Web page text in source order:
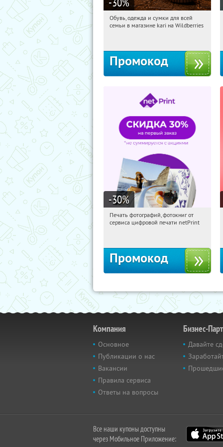
19:59:12 Получили:
Обувь, одежда и сумки для всей
семьи в магазине kari на Wildberries
Промокод
-30%
19:59:12 Получили:
Печать фотографий, фотокниг от
сервиса цифровой печати netPrint
Промокод
Компания
Основное
Публикации о нас
Вакансии
Правила сервиса
Ответы на вопросы
Бизнес-
Давайте
Все наши купоны доступны
через Мобильное Приложение: